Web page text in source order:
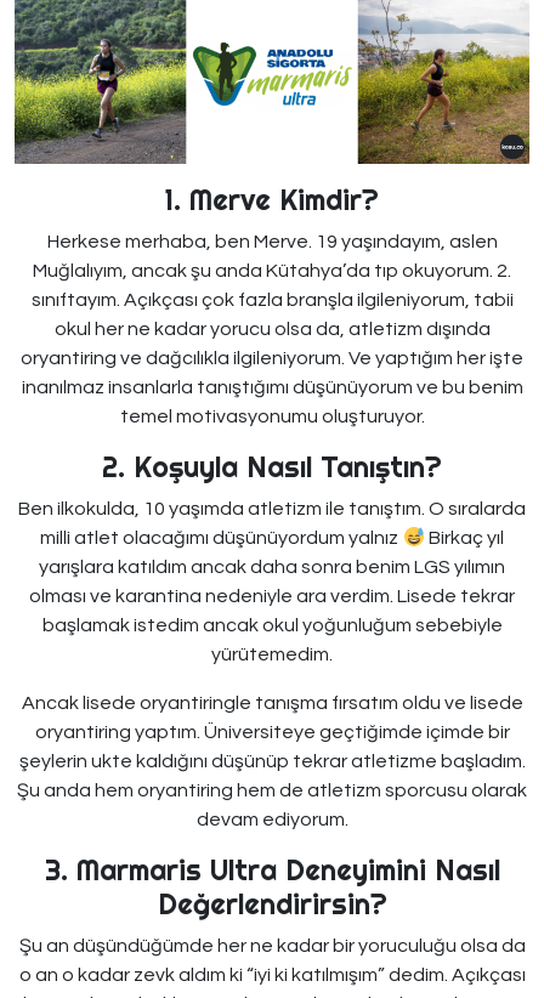
1. Merve Kimdir?
Herkese merhaba, ben Merve. 19 yaşındayım, aslen
Muğlalıyım, ancak şu anda Kütahya’da tıp okuyorum. 2.
sınıftayım. Açıkçası çok fazla branşla ilgileniyorum, tabii
okul her ne kadar yorucu olsa da, atletizm dışında
oryantiring ve dağcılıkla ilgileniyorum. Ve yaptığım her işte
inanılmaz insanlarla tanıştığımı düşünüyorum ve bu benim
temel motivasyonumu oluşturuyor.
2. Koşuyla Nasıl Tanıştın?
Ben ilkokulda, 10 yaşımda atletizm ile tanıştım. O sıralarda
milli atlet olacağımı düşünüyordum yalnız
Birkaç yıl
yarışlara katıldım ancak daha sonra benim LGS yılımın
olması ve karantina nedeniyle ara verdim. Lisede tekrar
başlamak istedim ancak okul yoğunluğum sebebiyle
yürütemedim.
Ancak lisede oryantiringle tanışma fırsatım oldu ve lisede
oryantiring yaptım. Üniversiteye geçtiğimde içimde bir
şeylerin ukte kaldığını düşünüp tekrar atletizme başladım.
Şu anda hem oryantiring hem de atletizm sporcusu olarak
devam ediyorum.
3. Marmaris Ultra Deneyimini Nasıl
Değerlendirirsin?
Şu an düşündüğümde her ne kadar bir yoruculuğu olsa da
o an o kadar zevk aldım ki “iyi ki katılmışım” dedim. Açıkçası